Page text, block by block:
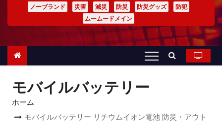
ノーブランド 災害 減災 防災 防災グッズ
防犯
ムームードメイン
モバイルバッテリー
ホーム
モバイルバッテリー リチウムイオン電池 防災・アウト